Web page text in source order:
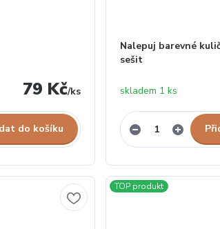
79 Kč/ks
do košíku
Nalepuj barevné
sešit
skladem 1 ks
TOP produkt